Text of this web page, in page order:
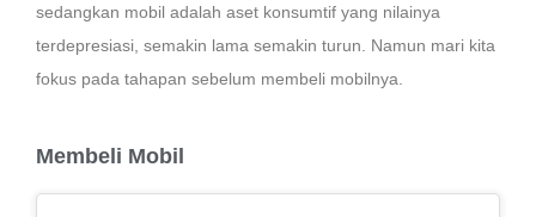
sedangkan mobil adalah aset konsumtif yang nilainya
terdepresiasi, semakin lama semakin turun. Namun mari kita
fokus pada tahapan sebelum membeli mobilnya.
Membeli Mobil